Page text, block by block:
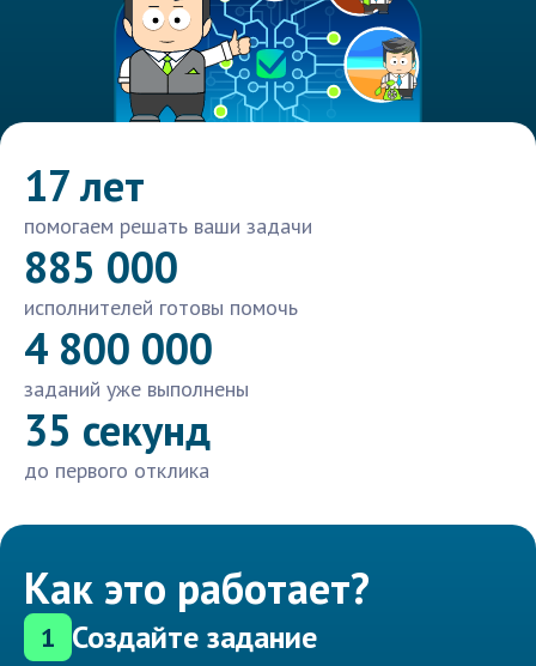
17 лет
помогаем решать ваши задачи
885 000
исполнителей готовы помочь
4 800 000
заданий уже выполнены
35 секунд
до первого отклика
Как это работает?
1 Создайте задание